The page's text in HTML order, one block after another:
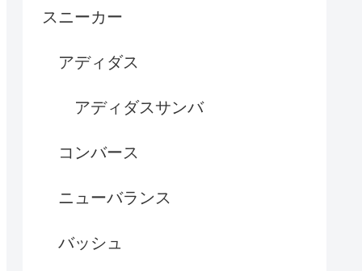
スニーカー
アディダス
アディダスサンバ
コンバース
ニューバランス
バッシュ